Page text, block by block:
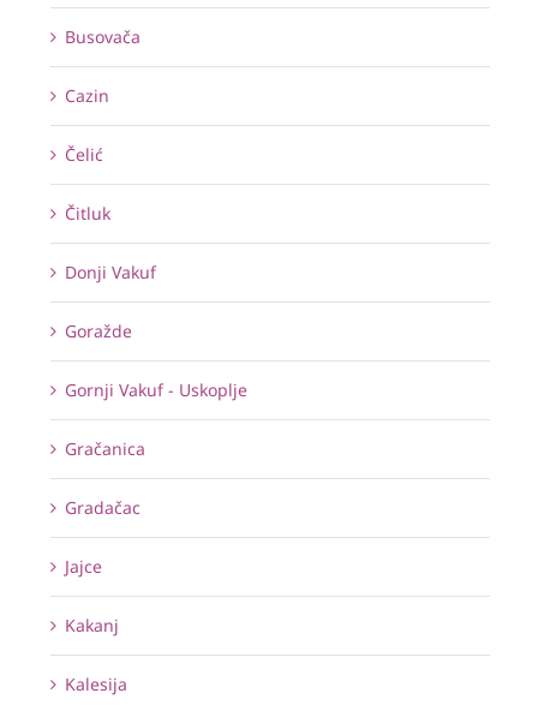
Busovača
Cazin
Čelić
Čitluk
Donji Vakuf
Goražde
Gornji Vakuf - Uskoplje
Gračanica
Gradačac
Jajce
Kakanj
Kalesija